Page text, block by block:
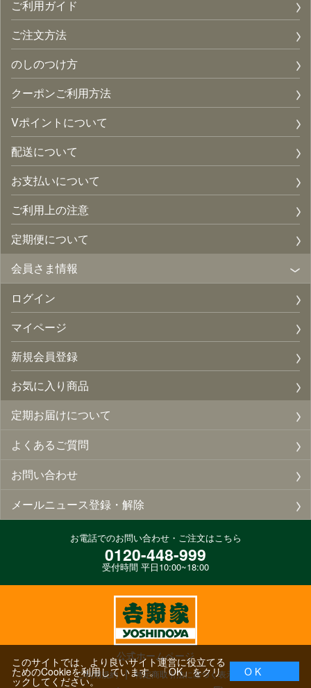
ご利用ガイド
ご注文方法
のしのつけ方
クーポンご利用方法
Vポイントについて
配送について
お支払いについて
ご利用上の注意
定期便について
会員さま情報
ログイン
マイページ
新規会員登録
お気に入り商品
定期お届けについて
よくあるご質問
お問い合わせ
メールニュース登録・解除
お電話でのお問い合わせ・ご注文はこちら
0120-448-999
受付時間 平日10:00~18:00
公式ホームページ
ご利用規約
特定商取引法に基づく表示
このサイトでは、より良いサイト運営に役立てる
ためのCookieを利用しています。「OK」をクリ
ックしてください。
O K